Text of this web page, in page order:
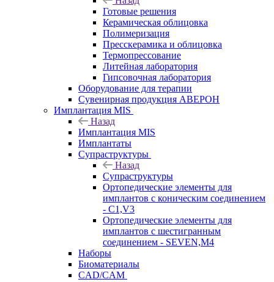
Готовые решения
Керамическая облицовка
Полимеризация
Пресскерамика и облицовка
Термопрессование
Литейная лаборатория
Гипсовочная лаборатория
Оборудование для терапии
Сувенирная продукция АВЕРОН
Имплантация MIS
Назад
Имплантация MIS
Имплантаты
Супраструктуры
Назад
Супраструктуры
Ортопедические элементы для
имплантов с коническим соединением
- C1,V3
Ортопедические элементы для
имплантов с шестигранным
соединением - SEVEN,M4
Наборы
Биоматериалы
CAD/CAM